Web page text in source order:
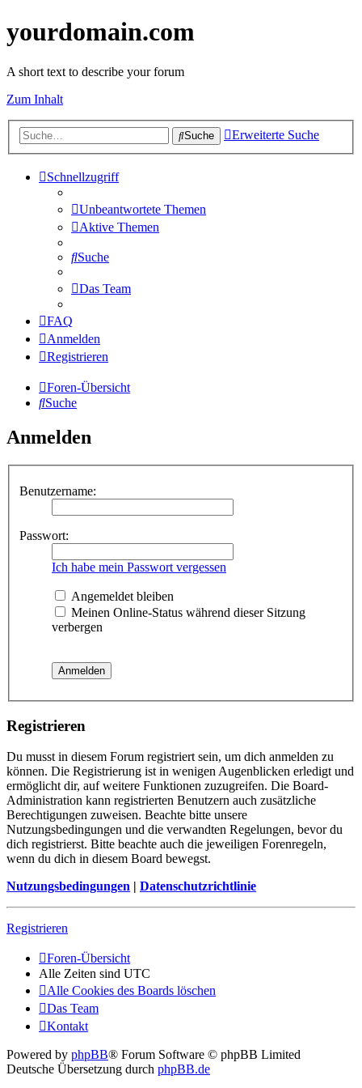
yourdomain.com
A short text to describe your forum
Zum Inhalt
Suche Erweiterte Suche
Schnellzugriff
Unbeantwortete Themen
Aktive Themen
Suche
Das Team
FAQ
Anmelden
Registrieren
Foren-Übersicht
Suche
Anmelden
Benutzername:
Passwort:
Ich habe mein Passwort vergessen
Angemeldet bleiben
Meinen Online-Status während dieser Sitzung
verbergen
Registrieren
Du musst in diesem Forum registriert sein, um dich anmelden zu
können. Die Registrierung ist in wenigen Augenblicken erledigt und
ermöglicht dir, auf weitere Funktionen zuzugreifen. Die Board-
Administration kann registrierten Benutzern auch zusätzliche
Berechtigungen zuweisen. Beachte bitte unsere
Nutzungsbedingungen und die verwandten Regelungen, bevor du
dich registrierst. Bitte beachte auch die jeweiligen Forenregeln,
wenn du dich in diesem Board bewegst.
Nutzungsbedingungen | Datenschutzrichtlinie
Registrieren
Foren-Übersicht
Alle Zeiten sind UTC
Alle Cookies des Boards löschen
Das Team
Kontakt
Powered by phpBB® Forum Software © phpBB Limited
Deutsche Übersetzung durch phpBB.de